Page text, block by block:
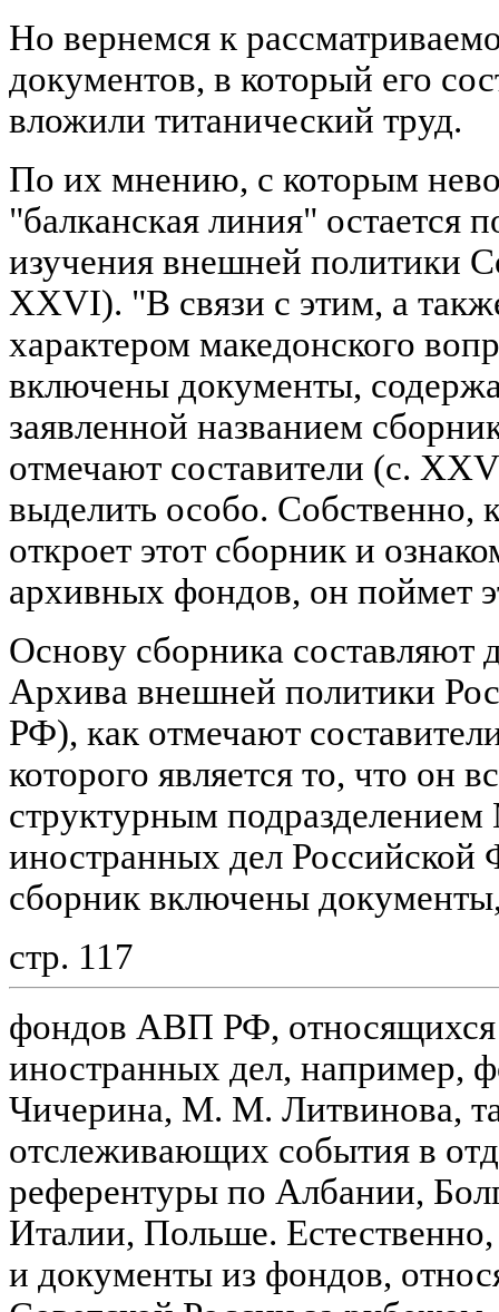
Но вернемся к
документов, в который его
вложили титанический труд.
По их мнению, с которым
"балканская линия" остается
изучения внешней политики
XXVI). "В связи с этим, а
характером македонского
включены документы,
заявленной названием
отмечают составители (с.
выделить особо. Собственно,
откроет этот сборник и
архивных фондов, он поймет
Основу сборника составляют
Архива внешней политики
РФ), как отмечают
которого является то, что он
структурным подразделением
иностранных дел
сборник включены
стр. 117
фондов АВП РФ, относящихся
иностранных дел, например,
Чичерина, М. М. Литвинова,
отслеживающих события в
референтуры по Албании,
Италии, Польше.
и документы из фондов,